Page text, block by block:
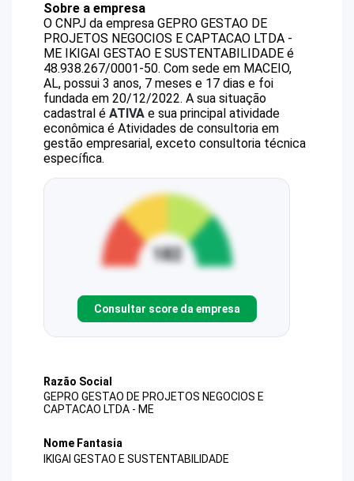
Sobre a empresa
O CNPJ da empresa GEPRO GESTAO DE
PROJETOS NEGOCIOS E CAPTACAO LTDA -
ME IKIGAI GESTAO E SUSTENTABILIDADE é
48.938.267/0001-50. Com sede em MACEIO,
AL, possui 3 anos, 7 meses e 17 dias e foi
fundada em 20/12/2022. A sua situação
cadastral é ATIVA e sua principal atividade
econômica é Atividades de consultoria em
gestão empresarial, exceto consultoria técnica
específica.
Consultar score da empresa
Razão Social
GEPRO GESTAO DE PROJETOS NEGOCIOS E
CAPTACAO LTDA - ME
Nome Fantasia
IKIGAI GESTAO E SUSTENTABILIDADE